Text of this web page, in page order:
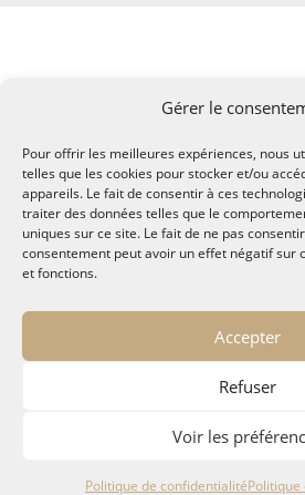
Gérer le
Pour offrir les meilleures expériences, nous
telles que les cookies pour stocker et/ou
appareils. Le fait de consentir à ces
traiter des données telles que le
uniques sur ce site. Le fait de ne pas
consentement peut avoir un effet négatif sur
et fonctions.
Accepter
Refuser
Voir les
Politique de confidentialité
© MALTAE, Mémoire A Lire,
2025
32, chemin Saint Lazare -